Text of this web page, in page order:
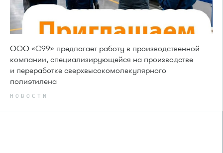
ООО «С99» предлагает работу в производственной
компании, специализирующейся на производстве
и переработке сверхвысокомолекулярного
полиэтилена
НОВОСТИ